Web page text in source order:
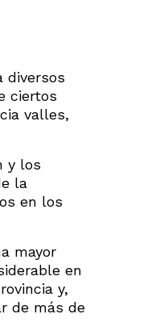
diversos
ciertos
valles,
y los
la
en los
mayor
en
y,
de más de